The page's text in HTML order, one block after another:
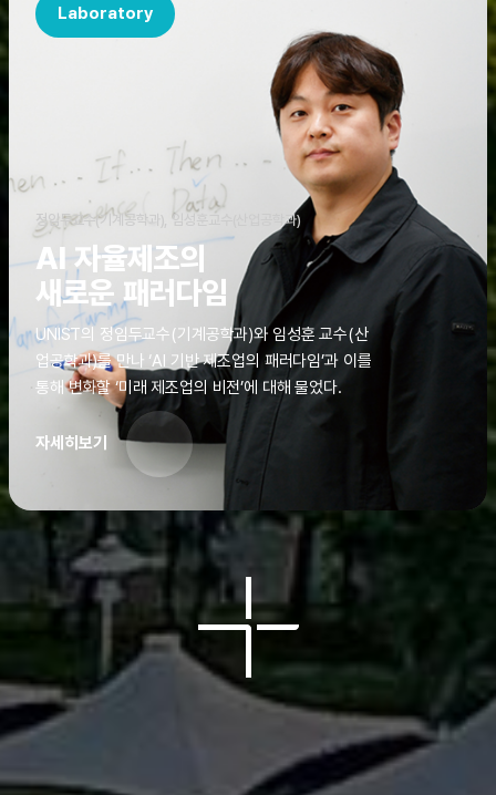
Laboratory
정임두교수(기계공학과), 임성훈교수(산업공학과)
AI 자율제조의
새로운 패러다임
UNIST의 정임두교수(기계공학과)와 임성훈 교수(산
업공학과)를 만나 ‘AI 기반 제조업의 패러다임’과 이를
통해 변화할 ‘미래 제조업의 비전’에 대해 물었다.
자세히보기